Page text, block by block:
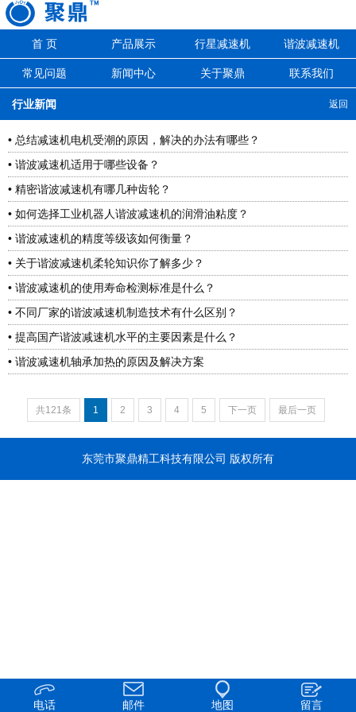
首 页 产品展示 行星减速机 谐波减速机
常见问题 新闻中心 关于聚鼎 联系我们
返回
行业新闻
• 总结减速机电机受潮的原因，解决的办法有哪些？
• 谐波减速机适用于哪些设备？
• 精密谐波减速机有哪几种齿轮？
• 如何选择工业机器人谐波减速机的润滑油粘度？
• 谐波减速机的精度等级该如何衡量？
• 关于谐波减速机柔轮知识你了解多少？
• 谐波减速机的使用寿命检测标准是什么？
• 不同厂家的谐波减速机制造技术有什么区别？
• 提高国产谐波减速机水平的主要因素是什么？
• 谐波减速机轴承加热的原因及解决方案
共121条 1 2 3 4 5 下一页 最后一页
东莞市聚鼎精工科技有限公司 版权所有
电话 邮件 地图 留言